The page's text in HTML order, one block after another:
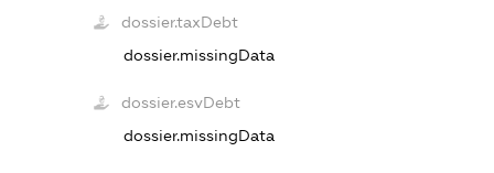
dossier.taxDebt
dossier.missingData
dossier.esvDebt
dossier.missingData